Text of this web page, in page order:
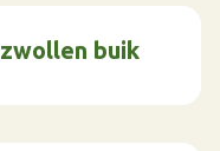
buik